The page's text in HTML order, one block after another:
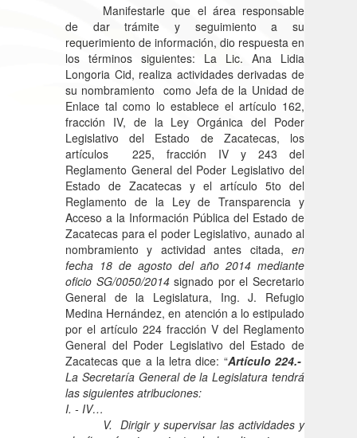
Manifestarle que el área responsable
de dar trámite y seguimiento a su
requerimiento de información, dio respuesta en
los términos siguientes: La Lic. Ana Lidia
Longoria Cid, realiza actividades derivadas de
su nombramiento como Jefa de la Unidad de
Enlace tal como lo establece el artículo 162,
fracción IV, de la Ley Orgánica del Poder
Legislativo del Estado de Zacatecas, los
artículos 225, fracción IV y 243 del
Reglamento General del Poder Legislativo del
Estado de Zacatecas y el artículo 5to del
Reglamento de la Ley de Transparencia y
Acceso a la Información Pública del Estado de
Zacatecas para el poder Legislativo, aunado al
nombramiento y actividad antes citada, en
fecha 18 de agosto del año 2014 mediante
oficio SG/0050/2014signado por el Secretario
General de la Legislatura, Ing. J. Refugio
Medina Hernández, en atención a lo estipulado
por el artículo 224 fracción V del Reglamento
General del Poder Legislativo del Estado de
Zacatecas que a la letra dice: “Artículo 224.-
La Secretaría General de la Legislatura tendrá
las siguientes atribuciones:
I. - IV…
V. Dirigir y supervisar las actividades y